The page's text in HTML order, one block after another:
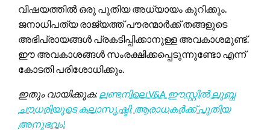
വിഷയത്തിൽ ഒരു പുതിയ അധ്യായം കുറിക്കും.
ജനാധിപത്യ രാജ്യത്ത് പൗരന്മാർക്ക് തങ്ങളുടെ
അഭിപ്രായങ്ങൾ പ്രകടിപ്പിക്കാനുള്ള അവകാശമുണ്ട്.
ഈ അവകാശങ്ങൾ സംരക്ഷിക്കപ്പെടുന്നുണ്ടോ എന്ന്
കോടതി പരിശോധിക്കും.
ഇതും വായിക്കുക: ലണ്ടനിലെ V&A ഈസ്റ്റിൽ ലുബ്ന
ചൗധരിയുടെ കലാസൃഷ്ടി; ആരാധകർക്ക് പുതിയ
അനുഭവം!